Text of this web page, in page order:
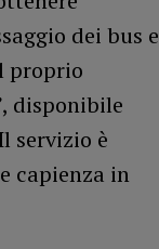
dei bus e
proprio
disponibile
servizio è
capienza in